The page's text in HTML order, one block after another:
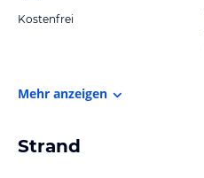
Kostenfrei
Mehr anzeigen
Strand